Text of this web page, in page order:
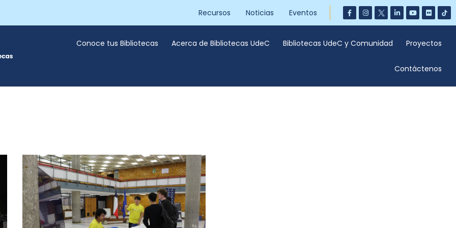
Recursos Noticias Eventos
Conoce tus Bibliotecas Acerca de Bibliotecas UdeC Bibliotecas UdeC y Comunidad Proyectos
Contáctenos